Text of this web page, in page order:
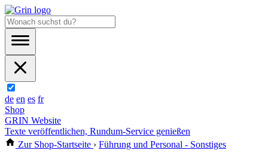
de en es fr
Shop
GRIN Website
Texte veröffentlichen, Rundum-Service genießen
Zur Shop-Startseite › Führung und Personal - Sonstiges